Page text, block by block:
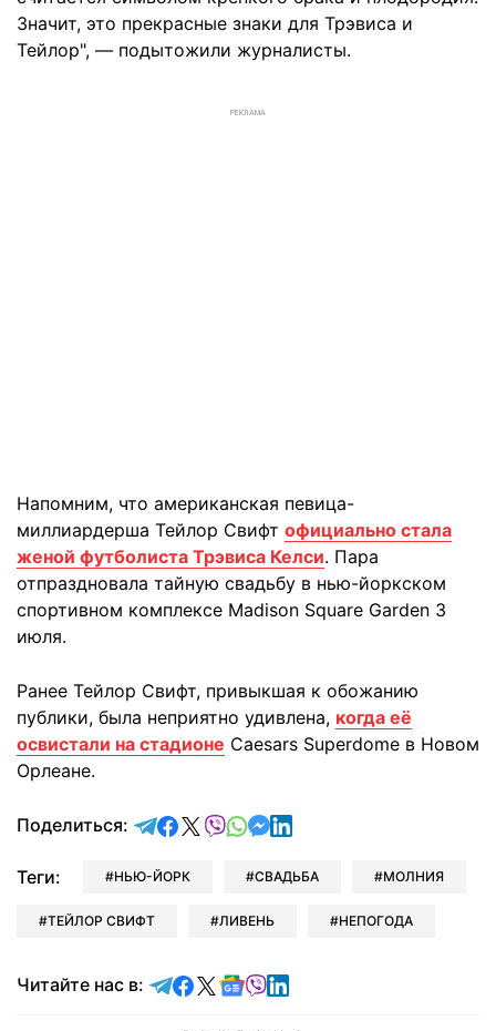
Значит, это прекрасные знаки для Трэвиса и
Тейлор", — подытожили журналисты.
РЕКЛАМА
Напомним, что американская певица-
миллиардерша Тейлор Свифт официально стала
женой футболиста Трэвиса Келси. Пара
отпраздновала тайную свадьбу в нью-йоркском
спортивном комплексе Madison Square Garden 3
июля.
Ранее Тейлор Свифт, привыкшая к обожанию
публики, была неприятно удивлена, когда её
освистали на стадионе Caesars Superdome в Новом
Орлеане.
Поделиться: отправить в Telegram
поделиться в Facebook
поделиться в X
отправить в Viber
отправить в Whatsapp
отправить в Messenger
отправить в LinkedIn
Теги: НЬЮ-ЙОРК СВАДЬБА МОЛНИЯ
ТЕЙЛОР СВИФТ ЛИВЕНЬ НЕПОГОДА
Читайте нас в: Читайте в Telegram
Читайте в Facebook
Читайте в X
Читайте в Google news
Читайте в Viber
Читайте в LinkedIn